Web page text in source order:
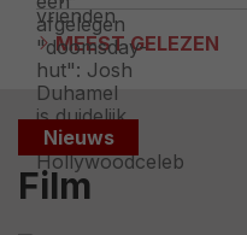
MEEST GELEZEN
Nieuws
Film